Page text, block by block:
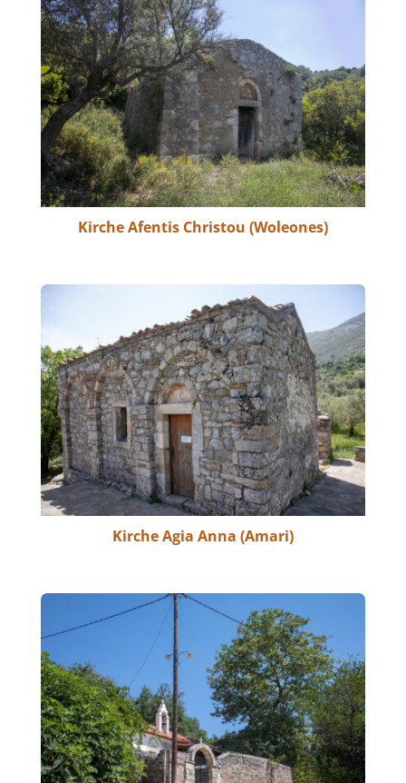
Kirche Afentis Christou (Woleones)
Kirche Agia Anna (Amari)